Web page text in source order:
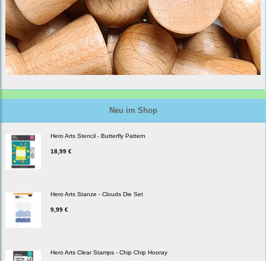
Neu im Shop
Hero Arts Stencil - Butterfly Pattern
18,99 €
Hero Arts Stanze - Clouds Die Set
9,99 €
Hero Arts Clear Stamps - Chip Chip Hooray